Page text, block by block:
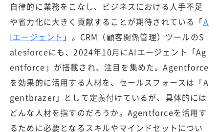
自律的に業務をこなし、ビジネスにおける人手不足
や省力化に大きく貢献することが期待されている「A
Iエージェント 」。CRM（顧客関係管理）ツールのS
alesforceにも、2024年10月にAIエージェント「Ag
entforce」が搭載され、注目を集めた。Agentforce
を効果的に活用する人材を、セールスフォースは「A
gentbrazer」として定義付けているが、具体的には
どんな人材を指すのだろうか。Agentforceを活用す
るために必要となるスキルやマインドセットについ